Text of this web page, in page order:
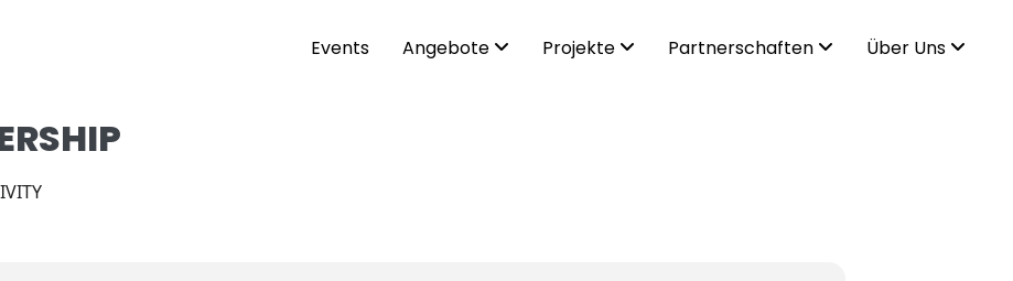
Events Angebote Projekte Partnerschaften Über Uns